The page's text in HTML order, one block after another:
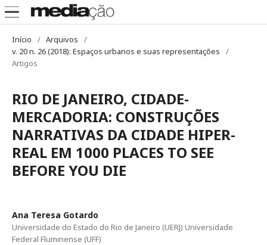
Início / Arquivos
/
v. 20 n. 26 (2018): Espaços urbanos e suas representações
/
Artigos
RIO DE JANEIRO, CIDADE-
MERCADORIA: CONSTRUÇÕES
NARRATIVAS DA CIDADE HIPER-
REAL EM 1000 PLACES TO SEE
BEFORE YOU DIE
Ana Teresa Gotardo
Universidade do Estado do Rio de Janeiro (UERJ) Universidade
Federal Fluminense (UFF)